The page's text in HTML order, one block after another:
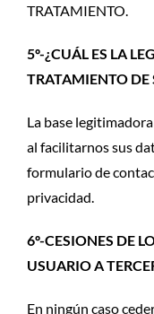
TRATAMIENTO.
5º-¿CUÁL ES LA
TRATAMIENTO DE
La base
al facilitarnos sus
formulario de
privacidad.
6º-CESIONES DE
USUARIO A
En ningún caso